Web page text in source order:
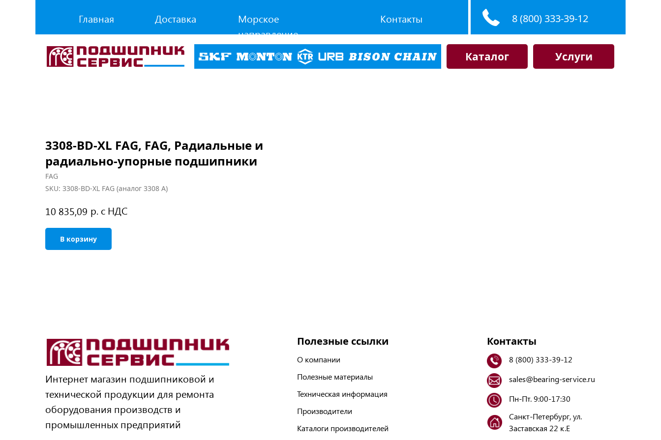
Главная Доставка
Морское
направление
Контакты 8 (800) 333-39-12
Каталог Услуги
3308-BD-XL FAG, FAG, Радиальные и
радиально-упорные подшипники
FAG
SKU: 3308-BD-XL FAG (аналог 3308 A)
10 835,09 р. с НДС
В корзину
Интернет магазин подшипниковой и
технической продукции для ремонта
оборудования производств и
промышленных предприятий
Полезные ссылки
О компании
Полезные материалы
Техническая информация
Производители
Каталоги производителей
Контакты
8 (800) 333-39-12
sales@bearing-service.ru
Санкт-Петербург, ул.
Заставская 22 к.Е
Пн-Пт. 9:00-17:30